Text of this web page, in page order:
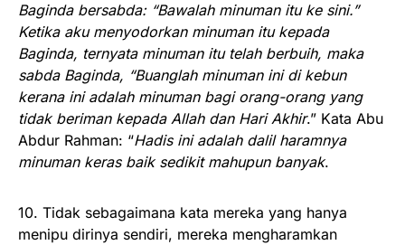
Baginda bersabda: “Bawalah minuman itu ke sini.”
Ketika aku menyodorkan minuman itu kepada
Baginda, ternyata minuman itu telah berbuih, maka
sabda Baginda, “Buanglah minuman ini di kebun
kerana ini adalah minuman bagi orang-orang yang
tidak beriman kepada Allah dan Hari Akhir.” Kata Abu
Abdur Rahman: “Hadis ini adalah dalil haramnya
minuman keras baik sedikit mahupun banyak.
10. Tidak sebagaimana kata mereka yang hanya
menipu dirinya sendiri, mereka mengharamkan